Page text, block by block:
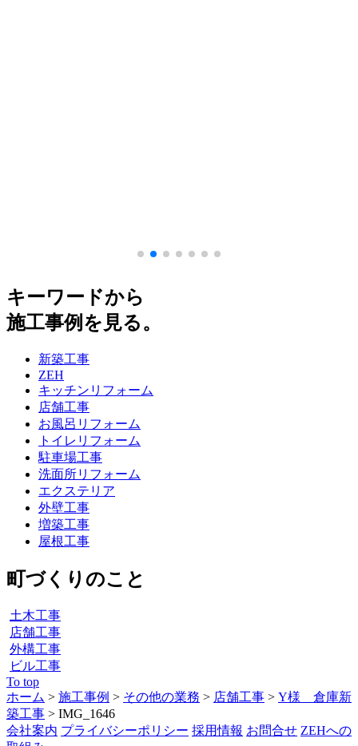
キーワードから
施工事例を見る。
新築工事
ZEH
キッチンリフォーム
店舗工事
お風呂リフォーム
トイレリフォーム
駐車場工事
洗面所リフォーム
エクステリア
外壁工事
増築工事
屋根工事
町づくりのこと
土木工事
店舗工事
外構工事
ビル工事
To top
ホーム > 施工事例 > その他の業務 > 店舗工事 > Y様 倉庫新
築工事 > IMG_1646
会社案内 プライバシーポリシー 採用情報 お問合せ ZEHへの